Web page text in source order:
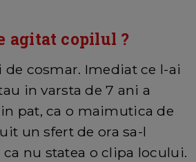
agitat copilul ?
de cosmar. Imediat ce l-ai
in varsta de 7 ani a
pat, ca o maimutica de
un sfert de ora sa-l
nu statea o clipa locului.